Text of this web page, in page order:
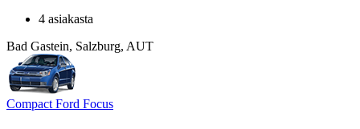
4 asiakasta
Bad Gastein, Salzburg, AUT
Compact Ford Focus